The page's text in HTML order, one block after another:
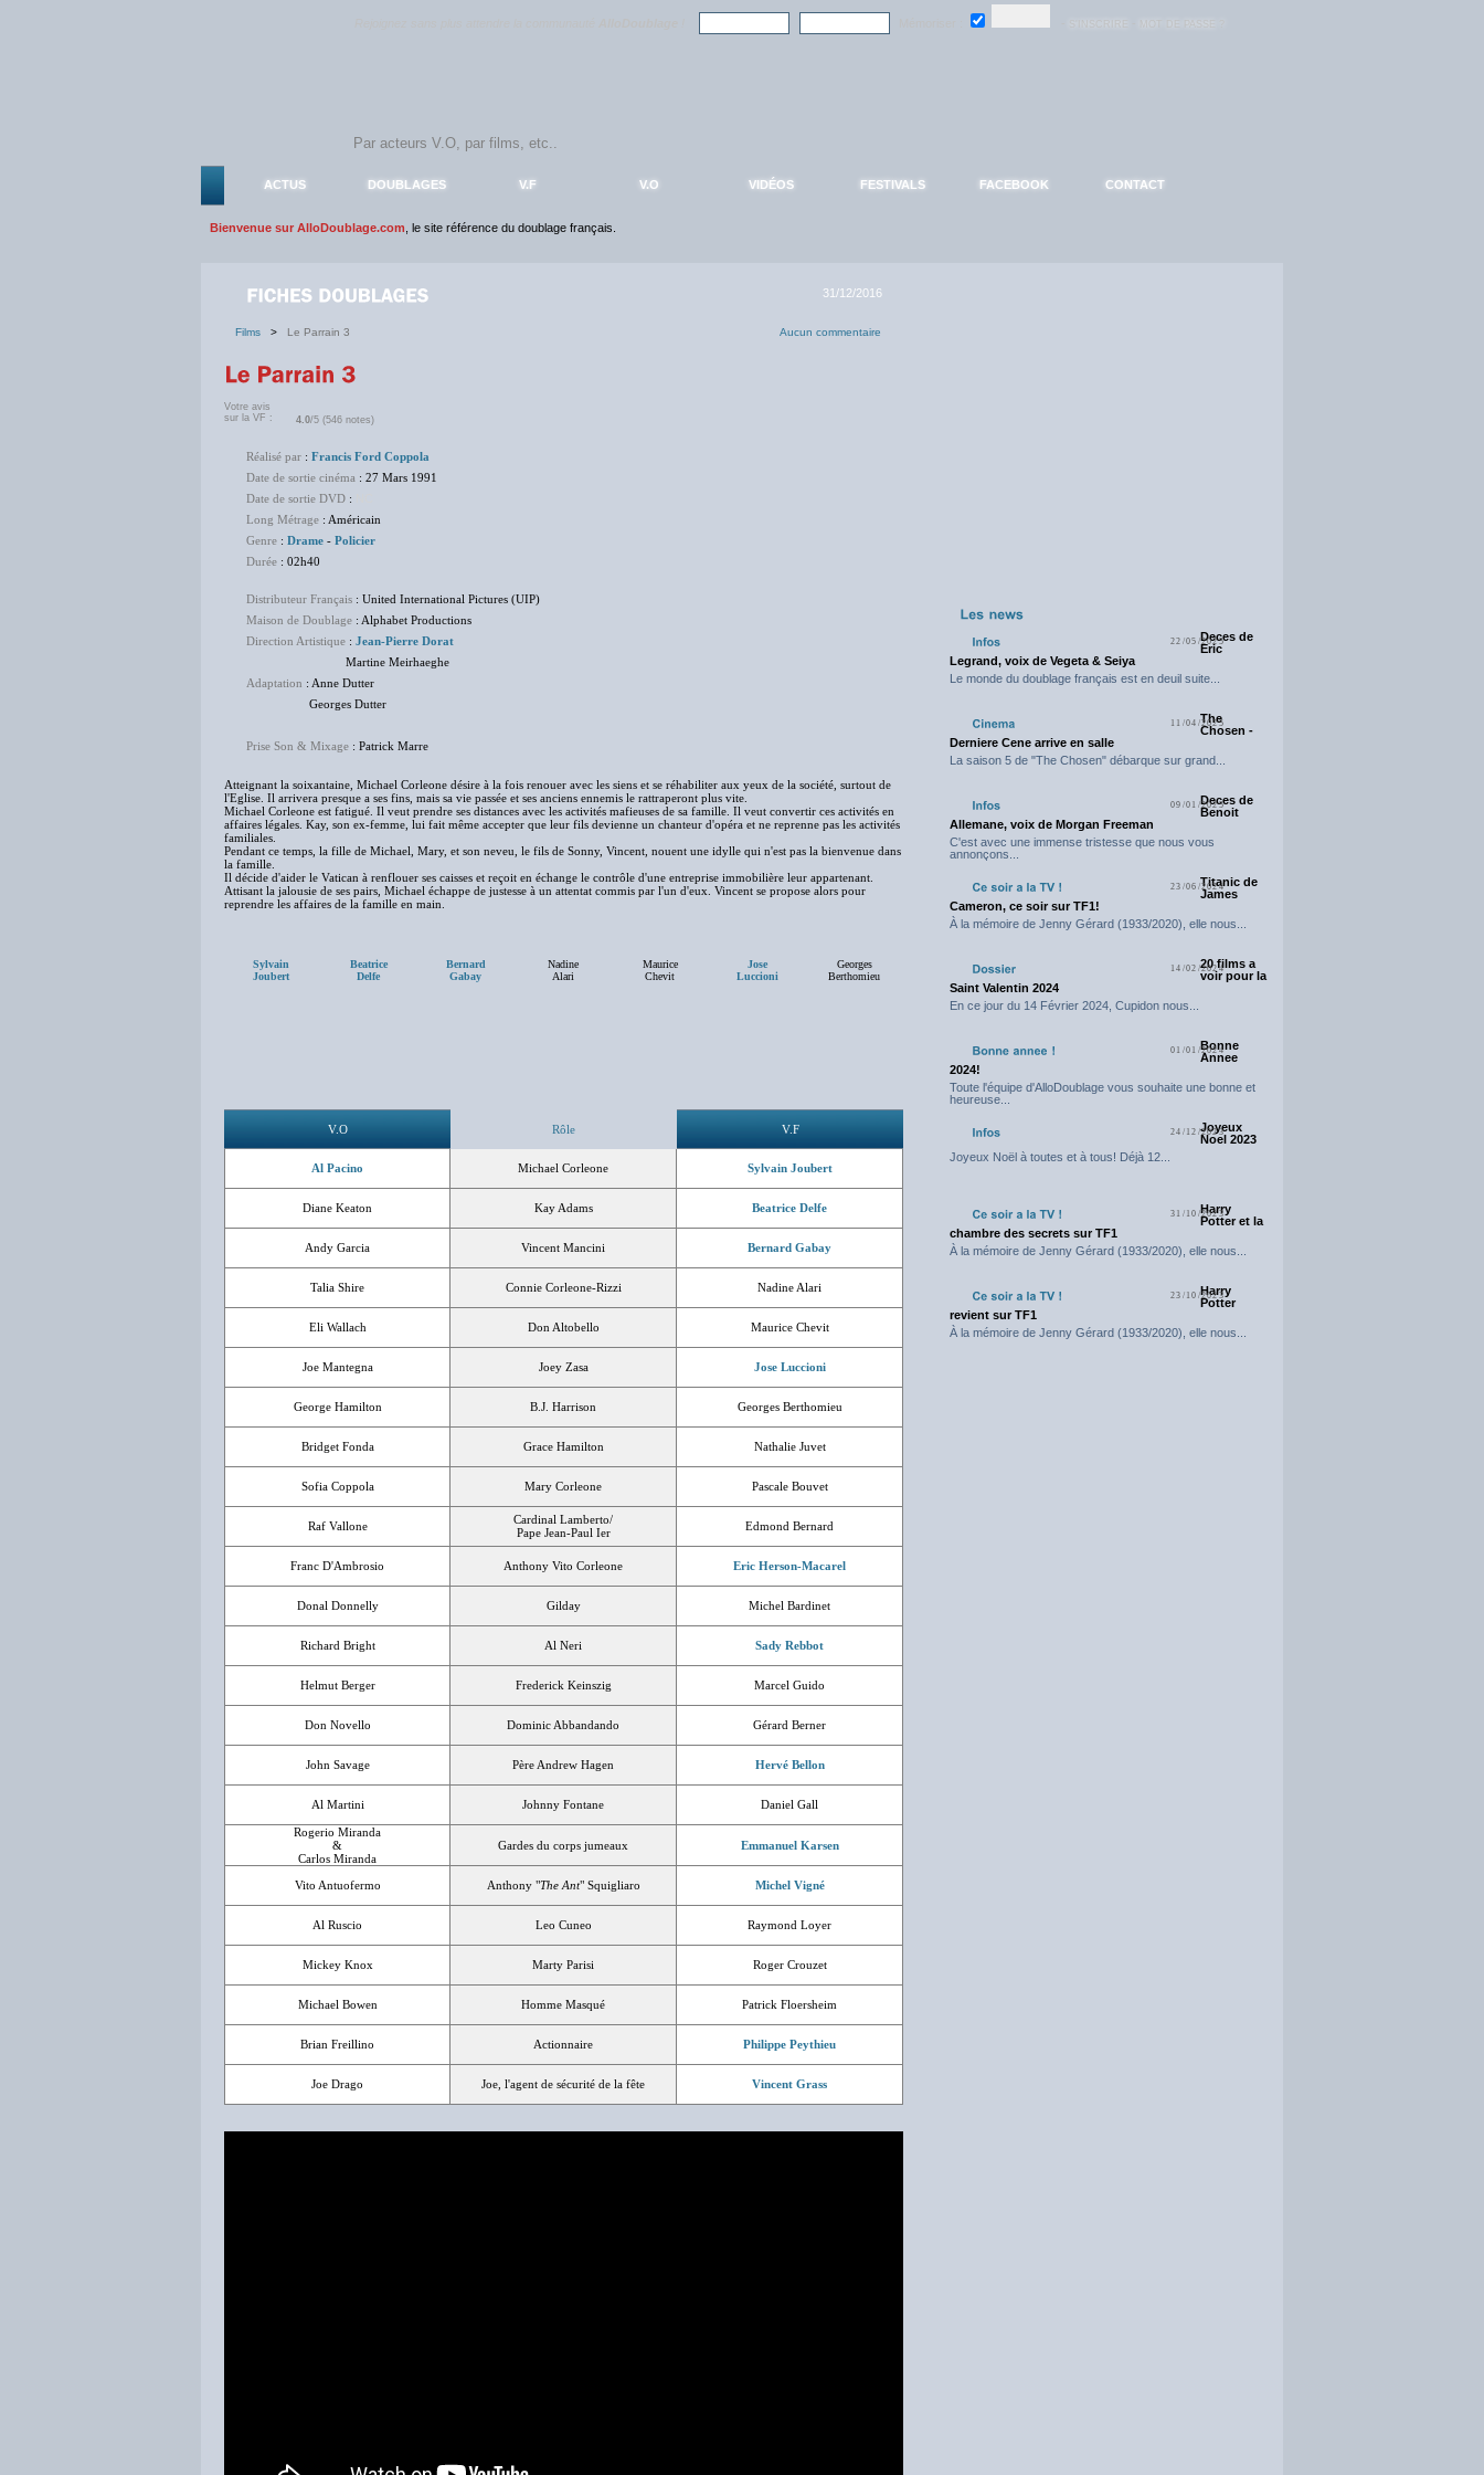
ACTUS DOUBLAGES V.F V.O VIDÉOS FESTIVALS FACEBOOK CONTACT
Bienvenue sur AlloDoublage.com , le site référence du doublage français.
31/12/2016
Films > Le Parrain 3 Aucun commentaire
Votre avis
sur la VF :
4.0/5 (546 notes)
Réalisé par : Francis Ford Coppola
Date de sortie cinéma : 27 Mars 1991
Date de sortie DVD :
Long Métrage : Américain
Genre : Drame - Policier
Durée : 02h40
Distributeur Français : United International Pictures (UIP)
Maison de Doublage : Alphabet Productions
Direction Artistique : Jean-Pierre Dorat
Martine Meirhaeghe
Adaptation : Anne Dutter
Georges Dutter
Prise Son & Mixage : Patrick Marre
Atteignant la soixantaine, Michael Corleone désire à la fois renouer avec les siens et se réhabiliter aux yeux de la société, surtout de
l'Eglise. Il arrivera presque a ses fins, mais sa vie passée et ses anciens ennemis le rattraperont plus vite.
Michael Corleone est fatigué. Il veut prendre ses distances avec les activités mafieuses de sa famille. Il veut convertir ces activités en
affaires légales. Kay, son ex-femme, lui fait même accepter que leur fils devienne un chanteur d'opéra et ne reprenne pas les activités
familiales.
Pendant ce temps, la fille de Michael, Mary, et son neveu, le fils de Sonny, Vincent, nouent une idylle qui n'est pas la bienvenue dans
la famille.
Il décide d'aider le Vatican à renflouer ses caisses et reçoit en échange le contrôle d'une entreprise immobilière leur appartenant.
Attisant la jalousie de ses pairs, Michael échappe de justesse à un attentat commis par l'un d'eux. Vincent se propose alors pour
reprendre les affaires de la famille en main.
Sylvain
Joubert
Beatrice
Delfe
Bernard
Gabay
Nadine
Alari
Maurice
Chevit
Jose
Luccioni
Georges
Berthomieu
V.O Rôle V.F
Al Pacino Michael Corleone Sylvain Joubert
Diane Keaton Kay Adams Beatrice Delfe
Andy Garcia Vincent Mancini Bernard Gabay
Talia Shire Connie Corleone-Rizzi Nadine Alari
Eli Wallach Don Altobello Maurice Chevit
Joe Mantegna Joey Zasa Jose Luccioni
George Hamilton B.J. Harrison Georges Berthomieu
Bridget Fonda Grace Hamilton Nathalie Juvet
Sofia Coppola Mary Corleone Pascale Bouvet
Raf Vallone
Cardinal Lamberto/
Pape Jean-Paul Ier
Edmond Bernard
Franc D'Ambrosio Anthony Vito Corleone Eric Herson-Macarel
Donal Donnelly Gilday Michel Bardinet
Richard Bright Al Neri Sady Rebbot
Helmut Berger Frederick Keinszig Marcel Guido
Don Novello Dominic Abbandando Gérard Berner
John Savage Père Andrew Hagen Hervé Bellon
Al Martini Johnny Fontane Daniel Gall
Rogerio Miranda
&
Carlos Miranda
Gardes du corps jumeaux Emmanuel Karsen
Vito Antuofermo Anthony "The Ant" Squigliaro Michel Vigné
Al Ruscio Leo Cuneo Raymond Loyer
Mickey Knox Marty Parisi Roger Crouzet
Michael Bowen Homme Masqué Patrick Floersheim
Brian Freillino Actionnaire Philippe Peythieu
Joe Drago Joe, l'agent de sécurité de la fête Vincent Grass
22/05/2025Deces de
Eric
Legrand, voix de Vegeta & Seiya
Le monde du doublage français est en deuil suite...
11/04/2025
The
Chosen -
Derniere Cene arrive en salle
La saison 5 de "The Chosen" débarque sur grand...
09/01/2025Deces de
Benoit
Allemane, voix de Morgan Freeman
C'est avec une immense tristesse que nous vous
annonçons...
23/06/2024Titanic de
James
Cameron, ce soir sur TF1!
À la mémoire de Jenny Gérard (1933/2020), elle nous...
14/02/202420 films a
voir pour la
Saint Valentin 2024
En ce jour du 14 Février 2024, Cupidon nous...
01/01/2024
Bonne
Annee
2024!
Toute l'équipe d'AlloDoublage vous souhaite une bonne et
heureuse...
24/12/2023
Joyeux
Noel 2023
Joyeux Noël à toutes et à tous! Déjà 12...
31/10/2023
Harry
Potter et la
chambre des secrets sur TF1
À la mémoire de Jenny Gérard (1933/2020), elle nous...
23/10/2023
Harry
Potter
revient sur TF1
À la mémoire de Jenny Gérard (1933/2020), elle nous...